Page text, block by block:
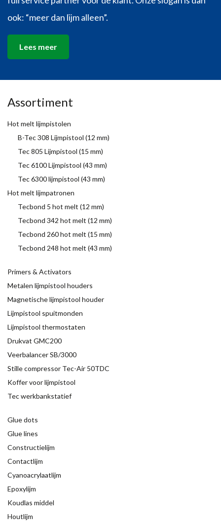
ook: “meer dan lijm alleen”.
Lees meer
Assortiment
Hot melt lijmpistolen
B-Tec 308 Lijmpistool (12 mm)
Tec 805 Lijmpistool (15 mm)
Tec 6100 Lijmpistool (43 mm)
Tec 6300 lijmpistool (43 mm)
Hot melt lijmpatronen
Tecbond 5 hot melt (12 mm)
Tecbond 342 hot melt (12 mm)
Tecbond 260 hot melt (15 mm)
Tecbond 248 hot melt (43 mm)
Primers & Activators
Metalen lijmpistool houders
Magnetische lijmpistool houder
Lijmpistool spuitmonden
Lijmpistool thermostaten
Drukvat GMC200
Veerbalancer SB/3000
Stille compressor Tec-Air 50TDC
Koffer voor lijmpistool
Tec werkbankstatief
Glue dots
Glue lines
Constructielijm
Contactlijm
Cyanoacrylaatlijm
Epoxylijm
Koudlas middel
Houtlijm